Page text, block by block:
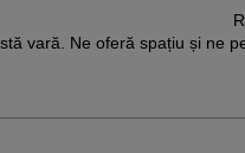
vară. Ne oferă spațiu și ne